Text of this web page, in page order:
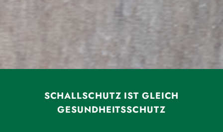
SCHALLSCHUTZ IST GLEICH
GESUNDHEITSSCHUTZ